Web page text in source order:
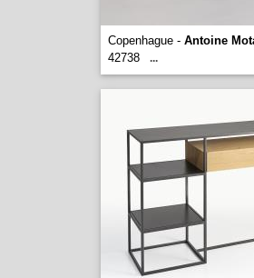
Copenhague - Antoine
42738
...